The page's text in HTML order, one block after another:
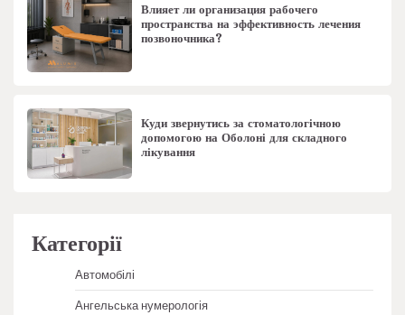
Влияет ли организация рабочего
пространства на эффективность лечения
позвоночника?
Куди звернутись за стоматологічною
допомогою на Оболоні для складного
лікування
Категорії
Автомобілі
Ангельська нумерологія